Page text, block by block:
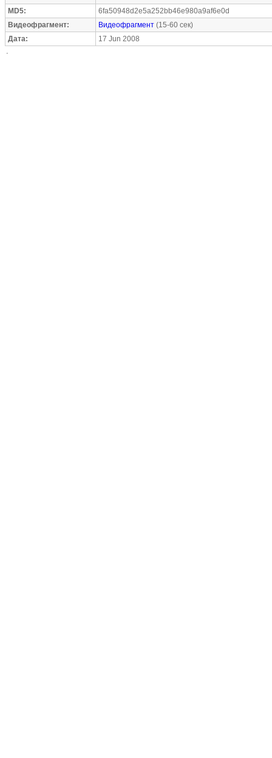
MD5:
6fa50948d2e5a252bb46e980a9af6e0d
Видеофрагмент:
Видеофрагмент (15-60 сек)
Дата:
17 Jun 2008